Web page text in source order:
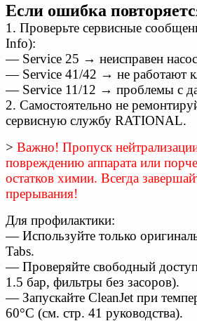
Если ошибка
1. Проверьте сервисные
Info):
— Service 25 → неисправен
— Service 41/42 → не работают
— Service 11/12 → проблемы с
2. Самостоятельно не
сервисную службу RATIONAL.
> Важно! Пропуск
повреждению аппарата или
остатков химии. Всегда
прерывания!
Для профилактики:
— Используйте только
Tabs.
— Проверяйте свободный
1.5 бар, фильтры без засоров).
— Запускайте CleanJet при
60°C (см. стр. 41 руководства).